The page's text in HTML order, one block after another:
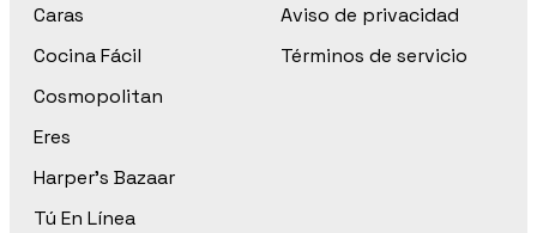
Caras
Cocina Fácil
Cosmopolitan
Eres
Harper’s Bazaar
Tú En Línea
Aviso de privacidad
Términos de servicio